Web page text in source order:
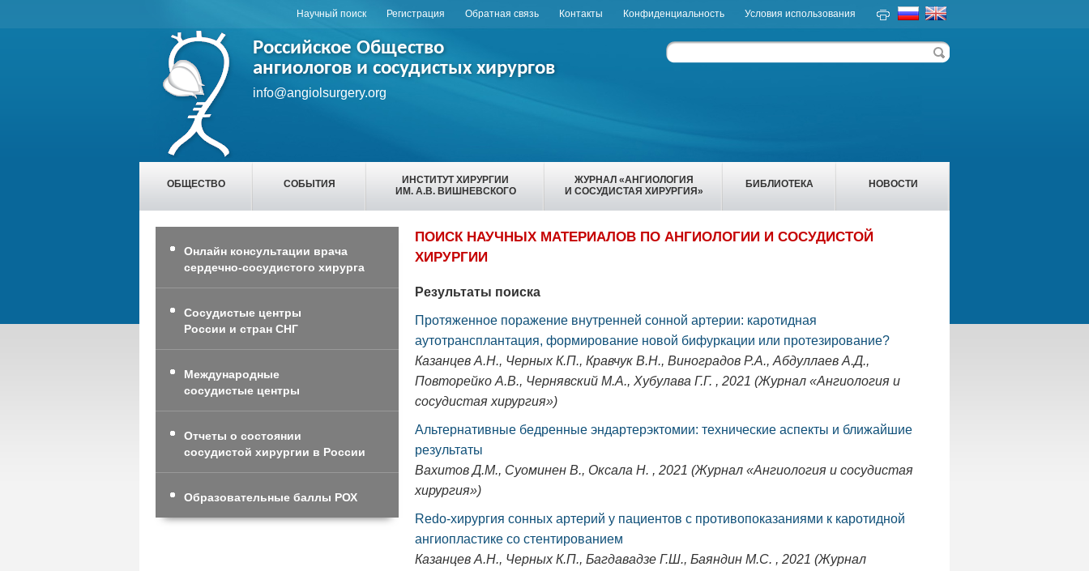
Научный поиск Регистрация Обратная связь Контакты Конфиденциальность Условия использования
Российское Общество
ангиологов и сосудистых хирургов
info@angiolsurgery.org
ОБЩЕСТВО СОБЫТИЯ
ИНСТИТУТ ХИРУРГИИ
ИМ. А.В. ВИШНЕВСКОГО
ЖУРНАЛ «АНГИОЛОГИЯ
И СОСУДИСТАЯ ХИРУРГИЯ»
БИБЛИОТЕКА НОВОСТИ
ПОИСК НАУЧНЫХ МАТЕРИАЛОВ ПО АНГИОЛОГИИ И СОСУДИСТОЙ
ХИРУРГИИ
Результаты поиска
Протяженное поражение внутренней сонной артерии: каротидная
аутотрансплантация, формирование новой бифуркации или протезирование?
Казанцев А.Н., Черных К.П., Кравчук В.Н., Виноградов Р.А., Абдуллаев А.Д.,
Повторейко А.В., Чернявский М.А., Хубулава Г.Г. , 2021 (Журнал «Ангиология и
сосудистая хирургия»)
Альтернативные бедренные эндартерэктомии: технические аспекты и ближайшие
результаты
Вахитов Д.М., Суоминен В., Оксала Н. , 2021 (Журнал «Ангиология и сосудистая
хирургия»)
Redo-хирургия сонных артерий у пациентов с противопоказаниями к каротидной
ангиопластике со стентированием
Казанцев А.Н., Черных К.П., Багдавадзе Г.Ш., Баяндин М.С. , 2021 (Журнал
Онлайн консультации врача
сердечно-сосудистого хирурга
Сосудистые центры
России и стран СНГ
Международные
сосудистые центры
Отчеты о состоянии
сосудистой хирургии в России
Образовательные баллы РОХ